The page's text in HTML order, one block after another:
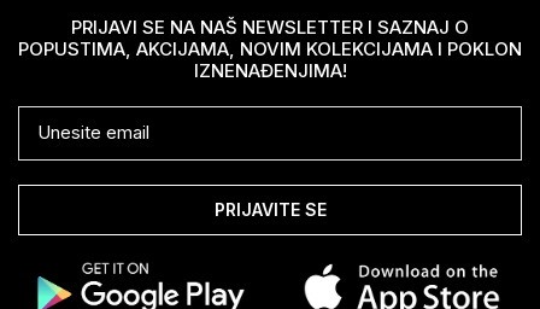
PRIJAVI SE NA NAŠ NEWSLETTER I SAZNAJ O
POPUSTIMA, AKCIJAMA, NOVIM KOLEKCIJAMA I POKLON
IZNENAĐENJIMA!
PRIJAVITE SE